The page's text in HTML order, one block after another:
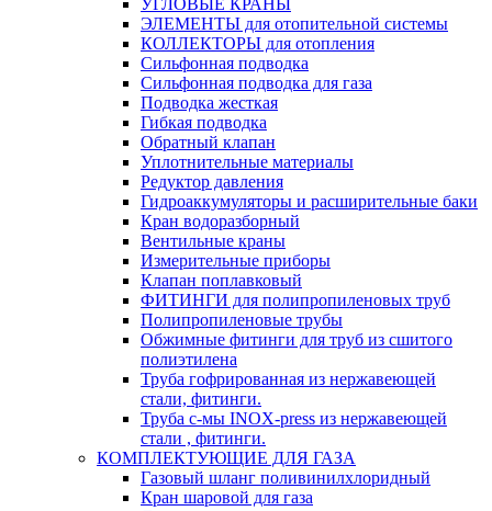
УГЛОВЫЕ КРАНЫ
ЭЛЕМЕНТЫ для отопительной системы
КОЛЛЕКТОРЫ для отопления
Сильфонная подводка
Cильфонная подводка для газа
Подводка жесткая
Гибкая подводка
Обратный клапан
Уплотнительные материалы
Редуктор давления
Гидроаккумуляторы и расширительные баки
Кран водоразборный
Вентильные краны
Измерительные приборы
Клапан поплавковый
ФИТИНГИ для полипропиленовых труб
Полипропиленовые трубы
Обжимные фитинги для труб из сшитого
полиэтилена
Труба гофрированная из нержавеющей
стали, фитинги.
Труба с-мы INOX-press из нержавеющей
стали , фитинги.
КОМПЛЕКТУЮЩИЕ ДЛЯ ГАЗА
Газовый шланг поливинилхлоридный
Кран шаровой для газа